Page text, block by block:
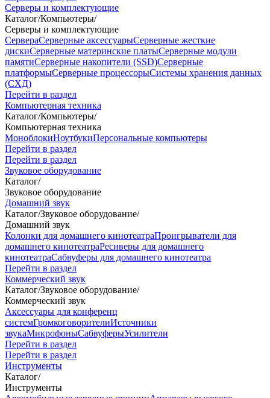
Серверы и комплектующие
Каталог/Компьютеры/
Серверы и комплектующие
СервераСерверные аксессуарыСерверные жесткие
дискиСерверные материнские платыСерверные модули
памятиСерверные накопители (SSD)Серверные
платформыСерверные процессорыСистемы хранения данных
(СХД)
Перейти в раздел
Компьютерная техника
Каталог/Компьютеры/
Компьютерная техника
МоноблокиНоутбукиПерсональные компьютеры
Перейти в раздел
Перейти в раздел
Звуковое оборудование
Каталог/
Звуковое оборудование
Домашний звук
Каталог/Звуковое оборудование/
Домашний звук
Колонки для домашнего кинотеатраПроигрыватели для
домашнего кинотеатраРесиверы для домашнего
кинотеатраСабвуферы для домашнего кинотеатра
Перейти в раздел
Коммерческий звук
Каталог/Звуковое оборудование/
Коммерческий звук
Аксессуары для конференц
системГромкоговорителиИсточники
звукаМикрофоныСабвуферыУсилители
Перейти в раздел
Перейти в раздел
Инструменты
Каталог/
Инструменты